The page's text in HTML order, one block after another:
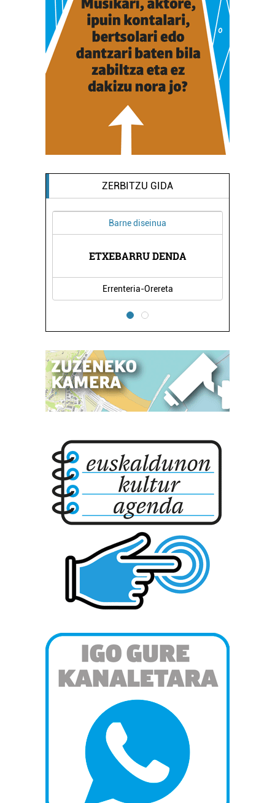
ZERBITZU GIDA
Barne diseinua
ETXEBARRU DENDA
Errenteria-Orereta